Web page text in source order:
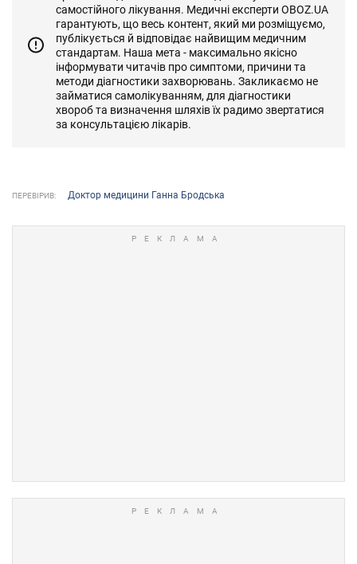
самостійного лікування. Медичні експерти OBOZ.UA
гарантують, що весь контент, який ми розміщуємо,
публікується й відповідає найвищим медичним
стандартам. Наша мета - максимально якісно
інформувати читачів про симптоми, причини та
методи діагностики захворювань. Закликаємо не
займатися самолікуванням, для діагностики
хвороб та визначення шляхів їх радимо звертатися
за консультацією лікарів.
ПЕРЕВІРИВ: Доктор медицини Ганна Бродська